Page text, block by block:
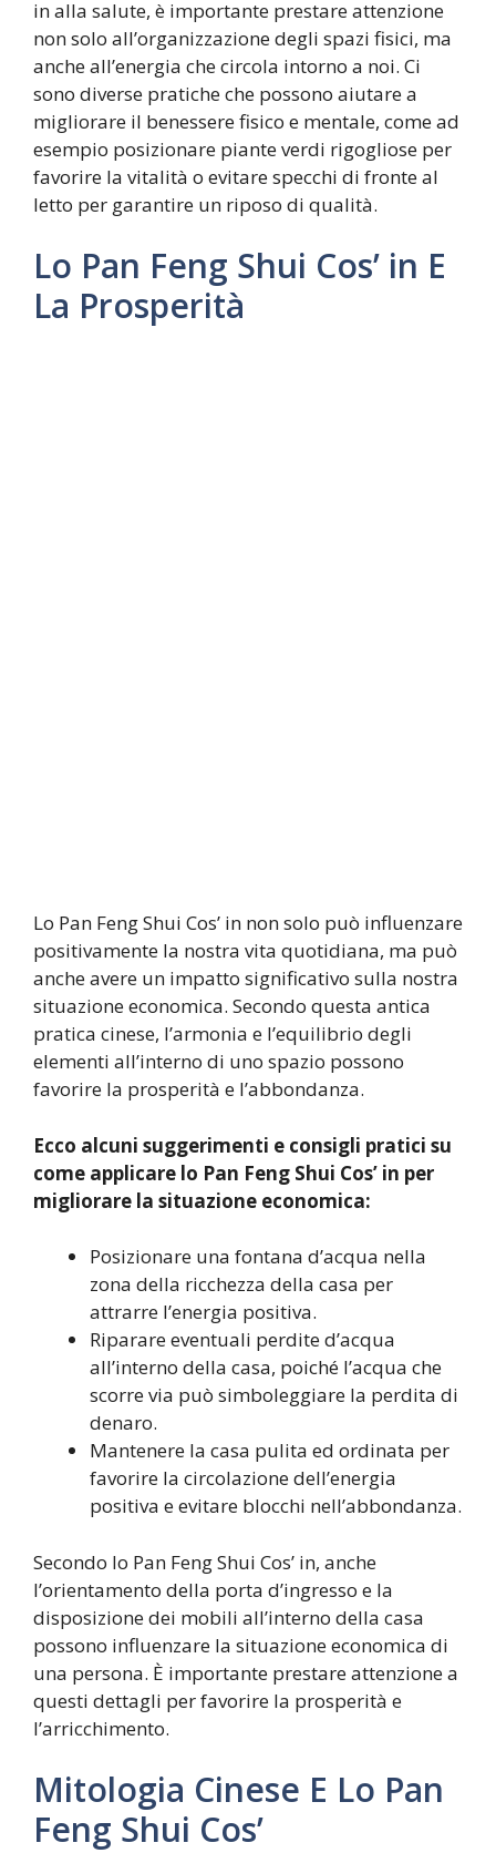
in alla salute, è importante prestare attenzione
non solo all’organizzazione degli spazi fisici, ma
anche all’energia che circola intorno a noi. Ci
sono diverse pratiche che possono aiutare a
migliorare il benessere fisico e mentale, come ad
esempio posizionare piante verdi rigogliose per
favorire la vitalità o evitare specchi di fronte al
letto per garantire un riposo di qualità.
Lo Pan Feng Shui Cos’ in E
La Prosperità
Lo Pan Feng Shui Cos’ in non solo può influenzare
positivamente la nostra vita quotidiana, ma può
anche avere un impatto significativo sulla nostra
situazione economica. Secondo questa antica
pratica cinese, l’armonia e l’equilibrio degli
elementi all’interno di uno spazio possono
favorire la prosperità e l’abbondanza.
Ecco alcuni suggerimenti e consigli pratici su
come applicare lo Pan Feng Shui Cos’ in per
migliorare la situazione economica:
Posizionare una fontana d’acqua nella
zona della ricchezza della casa per
attrarre l’energia positiva.
Riparare eventuali perdite d’acqua
all’interno della casa, poiché l’acqua che
scorre via può simboleggiare la perdita di
denaro.
Mantenere la casa pulita ed ordinata per
favorire la circolazione dell’energia
positiva e evitare blocchi nell’abbondanza.
Secondo lo Pan Feng Shui Cos’ in, anche
l’orientamento della porta d’ingresso e la
disposizione dei mobili all’interno della casa
possono influenzare la situazione economica di
una persona. È importante prestare attenzione a
questi dettagli per favorire la prosperità e
l’arricchimento.
Mitologia Cinese E Lo Pan
Feng Shui Cos’